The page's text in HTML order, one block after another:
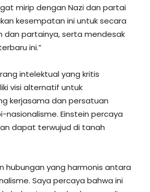
mirip dengan Nazi dan partai
kesempatan ini untuk secara
partainya, serta mendesak
ini.”
intelektual yang kritis
visi alternatif untuk
kerjasama dan persatuan
Einstein percaya
dapat terwujud di tanah
hubungan yang harmonis antara
Saya percaya bahwa ini